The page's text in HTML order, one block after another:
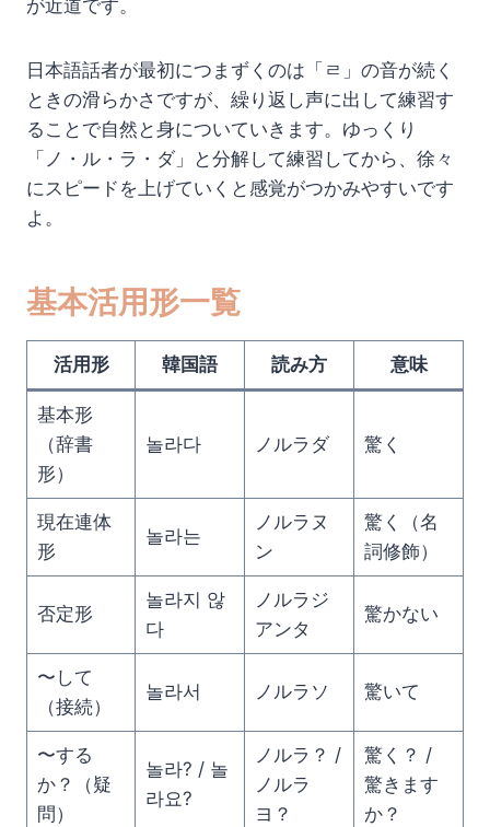
が近道です。
日本語話者が最初につまずくのは「ㄹ」の音が続く
ときの滑らかさですが、繰り返し声に出して練習す
ることで自然と身についていきます。ゆっくり
「ノ・ル・ラ・ダ」と分解して練習してから、徐々
にスピードを上げていくと感覚がつかみやすいです
よ。
基本活用形一覧
活用形 韓国語 読み方 意味
基本形
（辞書
形）
놀라다 ノルラダ 驚く
現在連体
形
놀라는
ノルラヌ
ン
驚く（名
詞修飾）
否定形
놀라지 않
다
ノルラジ
アンタ
驚かない
〜して
（接続）
놀라서 ノルラソ 驚いて
〜する
か？（疑
問）
놀라? / 놀
라요?
ノルラ？ /
ノルラ
ヨ？
驚く？ /
驚きます
か？